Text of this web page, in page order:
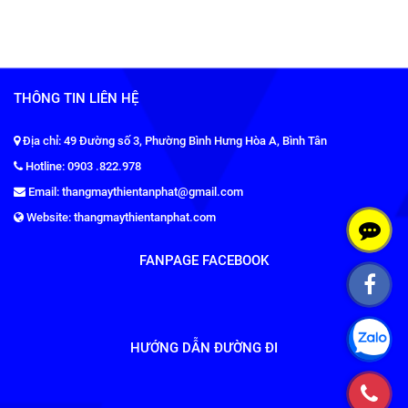
Động cơ thang máy là “trái tim”
giúp thang máy có thể vận hành
Động cơ thang máy
hãng Nhật Bản từ
có rất nhiều thương hiệu thang
THÔNG TIN LIÊN HỆ
Địa chỉ: 49 Đường số 3, Phường Bình Hưng Hòa A, Bình Tân
Hotline: 0903 .822.978
Email: thangmaythientanphat@gmail.com
Website: thangmaythientanphat.com
FANPAGE FACEBOOK
HƯỚNG DẪN ĐƯỜNG ĐI